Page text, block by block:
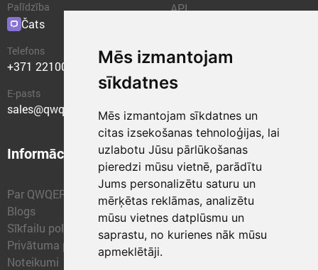
Mēs izmantojam
sīkdatnes
Mēs izmantojam sīkdatnes un
citas izsekošanas tehnoloģijas, lai
uzlabotu Jūsu pārlūkošanas
pieredzi mūsu vietnē, parādītu
Jums personalizētu saturu un
mērķētas reklāmas, analizētu
mūsu vietnes datplūsmu un
saprastu, no kurienes nāk mūsu
apmeklētāji.
Palīdzība
Čats
Telefons
+371 22100400
E-pasts
sales@qwqer.eu
API
Informācija
Par QWQER
Blogs
Sīkfailu politika
Privātuma politika
Noteikumi
Struktūrvienības
QWQER Express
QWQER PRO Global
Forwarding